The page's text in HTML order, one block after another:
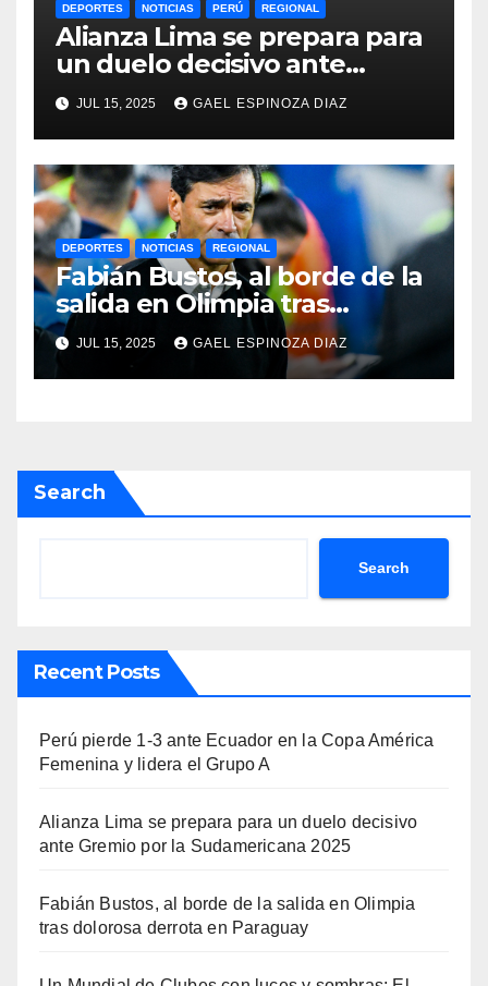
DEPORTES NOTICIAS PERÚ REGIONAL
Alianza Lima se prepara para
un duelo decisivo ante
Gremio por la Sudamericana
2025
JUL 15, 2025 GAEL ESPINOZA DIAZ
DEPORTES NOTICIAS REGIONAL
Fabián Bustos, al borde de la
salida en Olimpia tras
dolorosa derrota en
Paraguay
JUL 15, 2025 GAEL ESPINOZA DIAZ
Search
Search
Recent Posts
Perú pierde 1-3 ante Ecuador en la Copa América
Femenina y lidera el Grupo A
Alianza Lima se prepara para un duelo decisivo
ante Gremio por la Sudamericana 2025
Fabián Bustos, al borde de la salida en Olimpia
tras dolorosa derrota en Paraguay